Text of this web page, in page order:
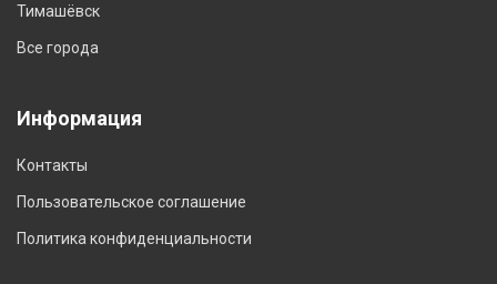
Тимашёвск
Все города
Информация
Контакты
Пользовательское соглашение
Политика конфиденциальности